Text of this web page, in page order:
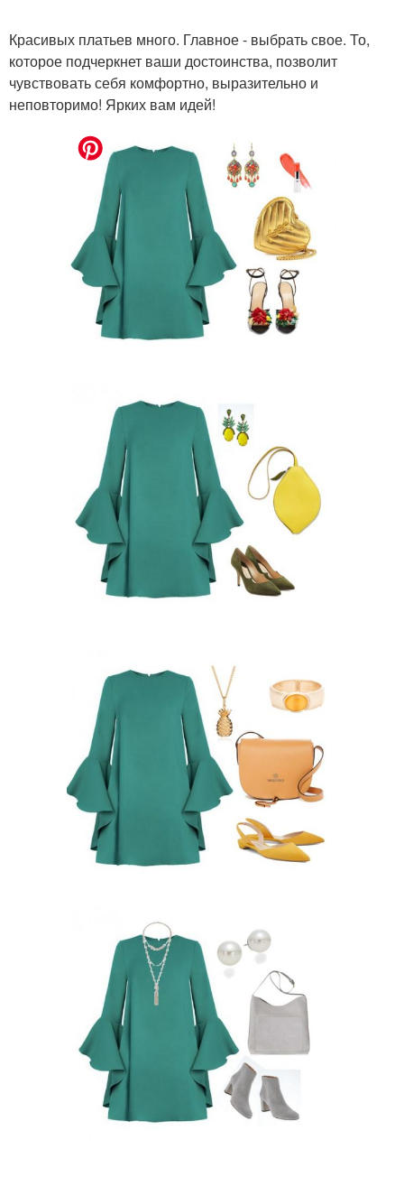
Красивых платьев много. Главное - выбрать свое. То,
которое подчеркнет ваши достоинства, позволит
чувствовать себя комфортно, выразительно и
неповторимо! Ярких вам идей!